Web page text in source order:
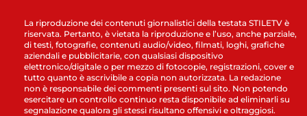
La riproduzione dei contenuti giornalistici della testata STILETV è
riservata. Pertanto, è vietata la riproduzione e l’uso, anche parziale,
di testi, fotografie, contenuti audio/video, filmati, loghi, grafiche
aziendali e pubblicitarie, con qualsiasi dispositivo
elettronico/digitale o per mezzo di fotocopie, registrazioni, cover e
tutto quanto è ascrivibile a copia non autorizzata. La redazione
non è responsabile dei commenti presenti sul sito. Non potendo
esercitare un controllo continuo resta disponibile ad eliminarli su
segnalazione qualora gli stessi risultano offensivi e oltraggiosi.